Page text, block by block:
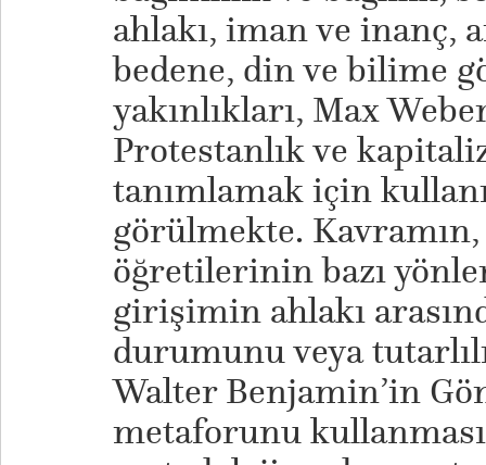
ahlakı, iman ve inanç,
bedene, din ve bilime
yakınlıkları, Max
Protestanlık ve
tanımlamak için
görülmekte.
öğretilerinin bazı
girişimin ahlakı
durumunu veya
Walter Benjamin’in
metaforunu